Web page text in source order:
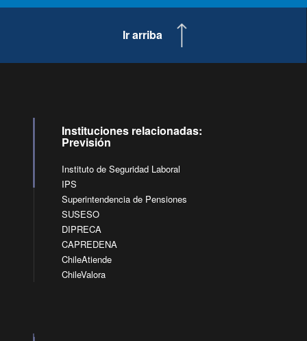
Ir arriba
Instituciones relacionadas:
Previsión
Instituto de Seguridad Laboral
IPS
Superintendencia de Pensiones
SUSESO
DIPRECA
CAPREDENA
ChileAtiende
ChileValora